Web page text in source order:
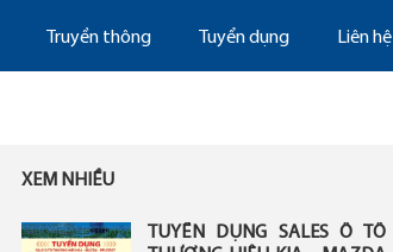
Truyền thông Tuyển dụng Liên hệ
XEM NHIỀU
TUYỂN DỤNG SALES Ô TÔ